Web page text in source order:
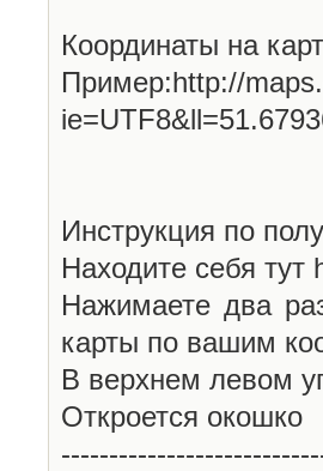
Координаты на
Пример:http://
Инструкция по
Находите себя
Нажимаете два
карты по вашим
В верхнем левом
Откроется окошко